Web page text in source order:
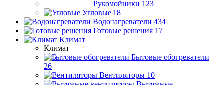
Рукомойники 123
Угловые 18
Водонагреватели 434
Готовые решения 17
Климат
Климат
Бытовые обогреватели
26
Вентиляторы 10